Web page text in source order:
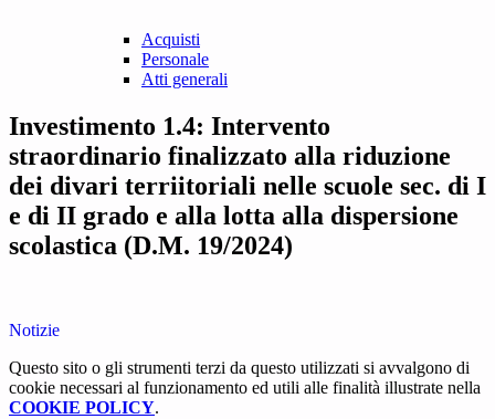
Acquisti
Personale
Atti generali
Investimento 1.4: Intervento
straordinario finalizzato alla riduzione
dei divari terriitoriali nelle scuole sec. di I
e di II grado e alla lotta alla dispersione
scolastica (D.M. 19/2024)
Notizie
Questo sito o gli strumenti terzi da questo utilizzati si avvalgono di
cookie necessari al funzionamento ed utili alle finalità illustrate nella
COOKIE POLICY.